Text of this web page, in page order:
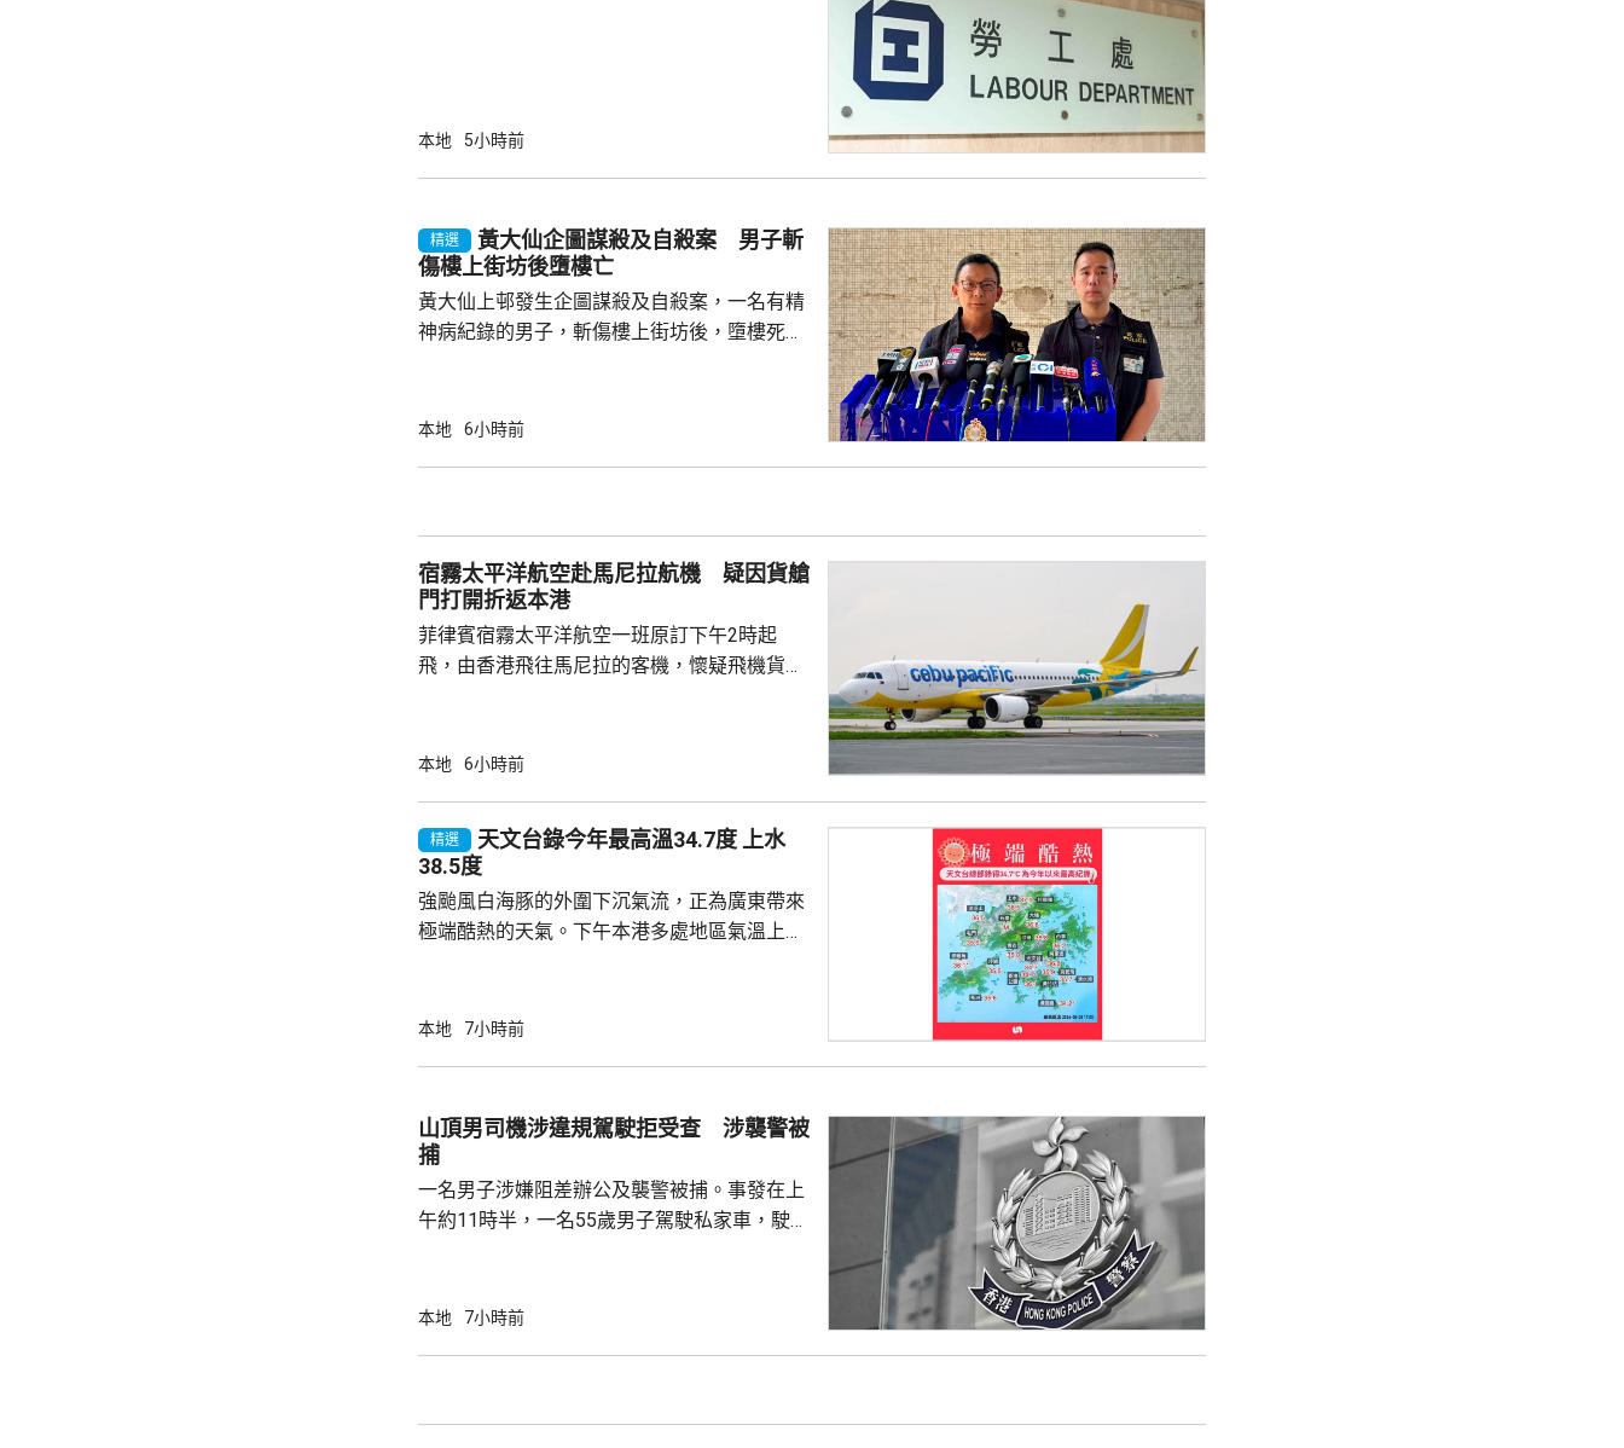
本地 5小時前
精選
黃大仙企圖謀殺及自殺案 男子斬
傷樓上街坊後墮樓亡
黃大仙上邨發生企圖謀殺及自殺案，一名有精
神病紀錄的男子，斬傷樓上街坊後，墮樓死
行兇男子進入，在袋內取出類似菜刀，集中向
場證實死亡，相信他就是行兇者。警方破門進
入行兇者在15樓的單位，發現窗戶打...
本地 6小時前
宿霧太平洋航空赴馬尼拉航機 疑因貨艙
門打開折返本港
菲律賓宿霧太平洋航空一班原訂下午2時起
飛，由香港飛往馬尼拉的客機，懷疑飛機貨艙
40分安全著陸，機場運作不受影響。 機管局
本地 6小時前
精選
天文台錄今年最高溫34.7度 上水
38.5度
強颱風白海豚的外圍下沉氣流，正為廣東帶來
極端酷熱的天氣。下午本港多處地區氣溫上升
更錄得38.5度，黃大仙、打鼓 嶺、跑馬地及元
一兩分鐘已經大汗淋漓、衣服濕透，甚至有輕
微中暑感覺，不過因為預約了球場所以繼續踢
球。亦有市民指，在街上...
本地 7小時前
山頂男司機涉違規駕駛拒受查 涉襲警被
捕
一名男子涉嫌阻差辦公及襲警被捕。事發在上
午約11時半，一名55歲男子駕駛私家車，駛至
作，並以手襲擊警員，導致他的鼻受傷，其他
本地 7小時前